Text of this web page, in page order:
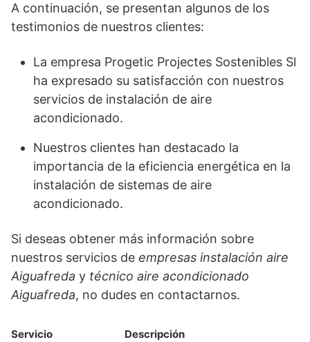
A continuación, se presentan algunos de los
testimonios de nuestros clientes:
La empresa Progetic Projectes Sostenibles Sl
ha expresado su satisfacción con nuestros
servicios de instalación de aire
acondicionado.
Nuestros clientes han destacado la
importancia de la eficiencia energética en la
instalación de sistemas de aire
acondicionado.
Si deseas obtener más información sobre
nuestros servicios de empresas instalación aire
Aiguafreda y técnico aire acondicionado
Aiguafreda, no dudes en contactarnos.
Servicio Descripción